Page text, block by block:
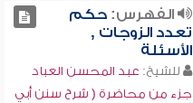
الفهرس:حكم
تعدد الزوجات ,
الأسئلة
للشيخ: عبد المحسن العباد
جزء من محاضرة ( شرح سنن أبي